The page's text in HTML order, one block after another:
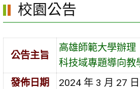
校園公告
公告主旨
高雄師範大學辦
科技域專題導向教
發佈日期
2024 年 3 月 27 日